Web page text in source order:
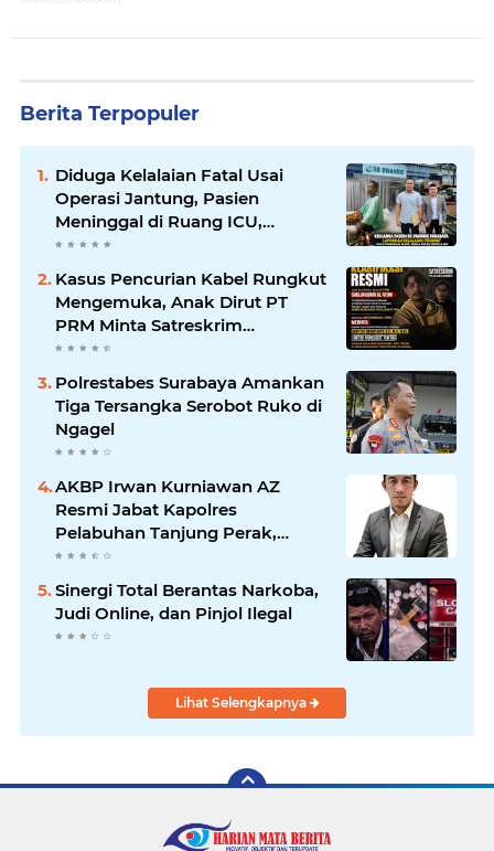
Berita Terpopuler
Diduga Kelalaian Fatal Usai
Operasi Jantung, Pasien
Meninggal di Ruang ICU,
Keluarga Tuntut RSUD dr.
Jawab
Kasus Pencurian Kabel Rungkut
Mengemuka, Anak Dirut PT
PRM Minta Satreskrim
Polrestabes Surabaya Usut
Polrestabes Surabaya Amankan
Tiga Tersangka Serobot Ruko di
Ngagel
AKBP Irwan Kurniawan AZ
Resmi Jabat Kapolres
Pelabuhan Tanjung Perak,
Pimpinan Redaksi
Sampaikan Ucapan Selamat
Sinergi Total Berantas Narkoba,
Judi Online, dan Pinjol Ilegal
Lihat Selengkapnya